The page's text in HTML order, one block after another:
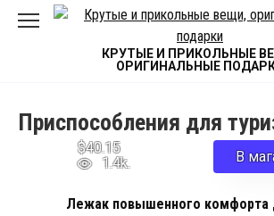
Skip
КРУТЫЕ И ПРИКОЛЬНЫЕ
ОРИГИНАЛЬНЫЕ
Приспособления для
Лежак повышенного комфорта
$40.15
1.4k.
В